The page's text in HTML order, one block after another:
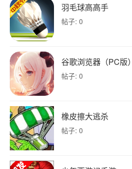
羽毛球高高手
帖子: 0
谷歌浏览器（PC版）
帖子: 0
橡皮擦大逃杀
帖子: 0